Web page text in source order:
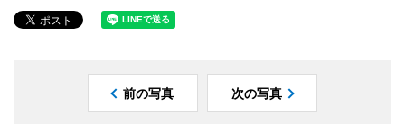
前の写真 次の写真